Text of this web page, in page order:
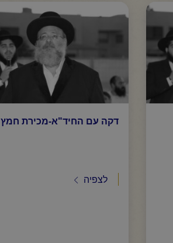
דקה עם החיד"א-מכירת חמץ
לצפיה